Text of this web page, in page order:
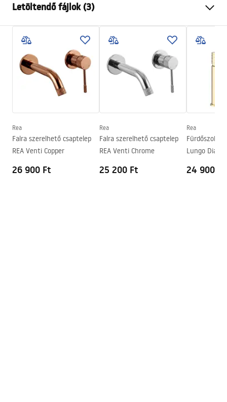
Felszerelés
Szín
Arany
Kifolyócső típusa
Fix
Anyag
Sárgaréz
Kifolyó tartomány
175mm
Csatlakozás átmérője
Garancia
5 Év
Letöltendő fájlok (3)
Telepítési utasítások
manual
manual podt.pdf
Garanciális feltételek
Warranty_Terms_and_Conditions_Faucets_-_5.pdf
Rea
Falra szerelhető csaptelep
REA Venti Copper
26 900 Ft
Rea
Falra szerelhető csaptelep
REA Venti Chrome
25 200 Ft
Rea
Fürdőszobai
Lungo
24 900 Ft